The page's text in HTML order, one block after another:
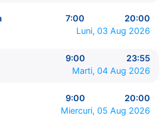
0:00 - 0:00
7:00
20:00
Luni, 03 Aug 2026
9:00
23:55
Marti, 04 Aug 2026
9:00
20:00
Miercuri, 05 Aug 2026